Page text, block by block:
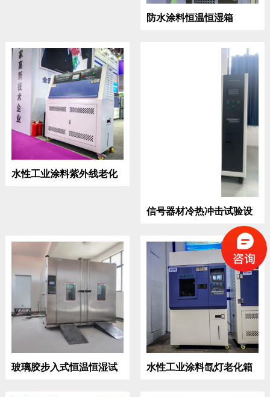
防水涂料恒温恒湿箱
水性工业涂料紫外线老化
信号器材冷热冲击试验设
玻璃胶步入式恒温恒湿试
水性工业涂料氙灯老化箱